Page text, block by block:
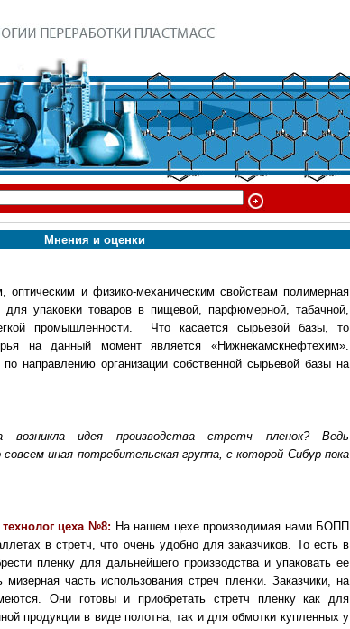
Мнения и оценки
оптическим и физико-механическим свойствам полимерная
для упаковки товаров в пищевой, парфюмерной, табачной,
промышленности.
Что касается сырьевой базы, то
на данный момент является «Нижнекамскнефтехим».
направлению организации собственной сырьевой базы на
возникла идея производства стретч пленок? Ведь
иная потребительская группа, с которой Сибур пока
цеха №8: На нашем цехе производимая нами БОПП
в стретч, что очень удобно для заказчиков. То есть в
пленку для дальнейшего производства и упаковать ее
часть использования стреч пленки. Заказчики, на
Они готовы и приобретать стретч пленку как для
продукции в виде полотна, так и для обмотки купленных у